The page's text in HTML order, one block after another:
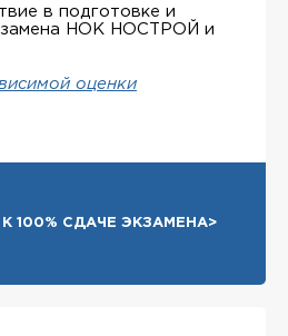
в подготовке и
НОК НОСТРОЙ и
оценки
100% СДАЧЕ ЭКЗАМЕНА>